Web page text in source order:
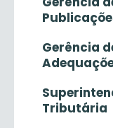
Gerência
Tributária